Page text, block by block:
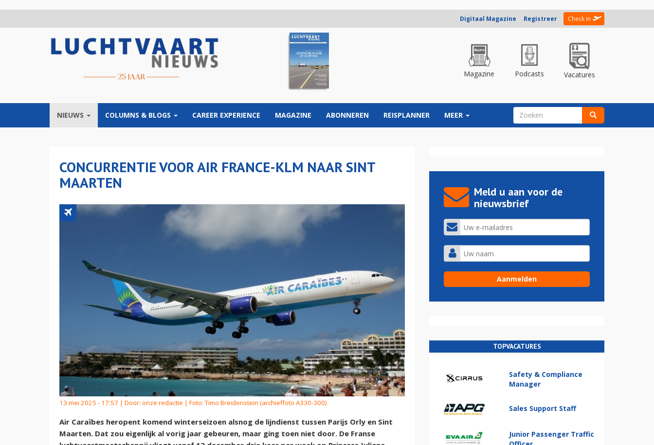
Digitaal Magazine Registreer Check in
Magazine Podcasts Vacatures
NIEUWS COLUMNS & BLOGS CAREER EXPERIENCE MAGAZINE ABONNEREN REISPLANNER MEER ZOEKVELD
CONCURRENTIE VOOR AIR FRANCE-KLM NAAR SINT
MAARTEN
13 mei 2025 - 17:57 | Door: onze redactie | Foto: Timo Breidenstein (archieffoto A330-300)
Air Caraïbes heropent komend winterseizoen alsnog de lijndienst tussen Parijs Orly en Sint
Maarten. Dat zou eigenlijk al vorig jaar gebeuren, maar ging toen niet door. De Franse
Meld u aan voor de
nieuwsbrief
TOPVACATURES
Safety & Compliance
Manager
Sales Support Staff
Junior Passenger Traffic